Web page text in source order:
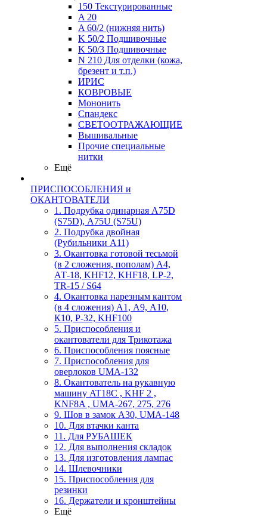
150 Текстурированные
A 20
A 60/2 (нижняя нить)
K 50/2 Подшивочные
K 50/3 Подшивочные
N 210 Для отделки (кожа,
брезент и т.п.)
ИРИС
КОВРОВЫЕ
Мононить
Спандекс
СВЕТООТРАЖАЮЩИЕ
Вышивальные
Прочие специальные
нитки
Ещё
ПРИСПОСОБЛЕНИЯ и
ОКАНТОВАТЕЛИ
1. Подрубка одинарная А75D
(S75D), А75U (S75U)
2. Подрубка двойная
(Рубильники А11)
3. Окантовка готовой тесьмой
(в 2 сложения, пополам) А4,
АТ-18, KHF12, KHF18, LP-2,
TR-15 / S64
4. Окантовка нарезным кантом
(в 4 сложения) А1, А9, А10,
К10, Р-32, KHF100
5. Приспособления и
окантователи для Трикотажа
6. Приспособления поясные
7. Приспособления для
оверлоков UMA-132
8. Окантователь на рукавную
машину AT18C , KHF 2 ,
KNF8A , UMA-267, 275, 276
9. Шов в замок А30, UMA-148
10. Для втачки канта
11. Для РУБАШЕК
12. Для выполнения складок
13. Для изготовления лампас
14. Шлевочники
15. Приспособления для
резинки
16. Держатели и кронштейны
Ещё